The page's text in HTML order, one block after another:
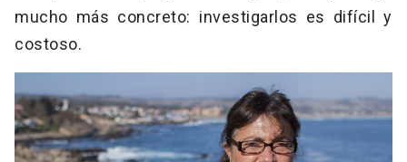
mucho más concreto: investigarlos es difícil y
costoso.